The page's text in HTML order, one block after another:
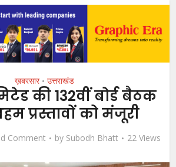
ख़बरसार • उत्तराखंड
की 132वीं बोर्ड बैठक
प्रस्तावों को मंजूरी
Comment by Subodh Bhatt 22 Views